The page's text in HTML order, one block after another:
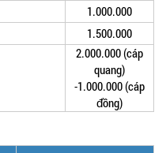
1.000.000
1.500.000
2.000.000 (cáp
quang)
-1.000.000 (cáp
đồng)